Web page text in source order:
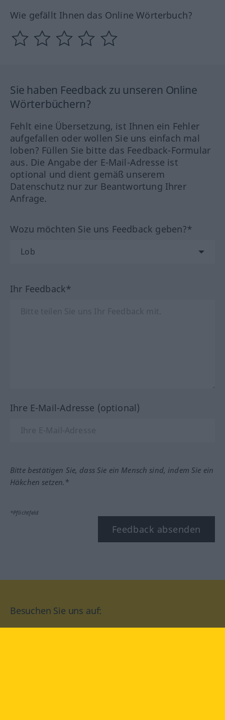
Wie gefällt Ihnen das Online Wörterbuch?
Sie haben Feedback zu unseren Online
Wörterbüchern?
Fehlt eine Übersetzung, ist Ihnen ein Fehler
aufgefallen oder wollen Sie uns einfach mal
loben? Füllen Sie bitte das Feedback-Formular
aus. Die Angabe der E-Mail-Adresse ist
optional und dient gemäß unserem
Datenschutz nur zur Beantwortung Ihrer
Anfrage.
Wozu möchten Sie uns Feedback geben?*
Ihr Feedback*
Ihre E-Mail-Adresse (optional)
Bitte bestätigen Sie, dass Sie ein Mensch sind, indem Sie ein
Häkchen setzen.*
*Pflichtfeld
Feedback absenden
Besuchen Sie uns auf: